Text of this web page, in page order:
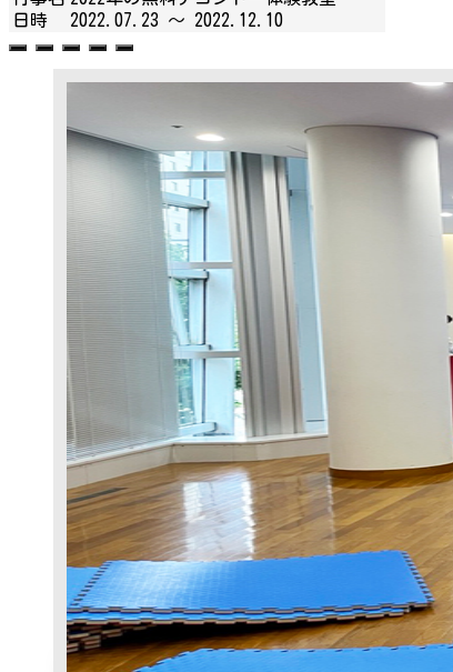
日時
2022.07.23 ～ 2022.12.10